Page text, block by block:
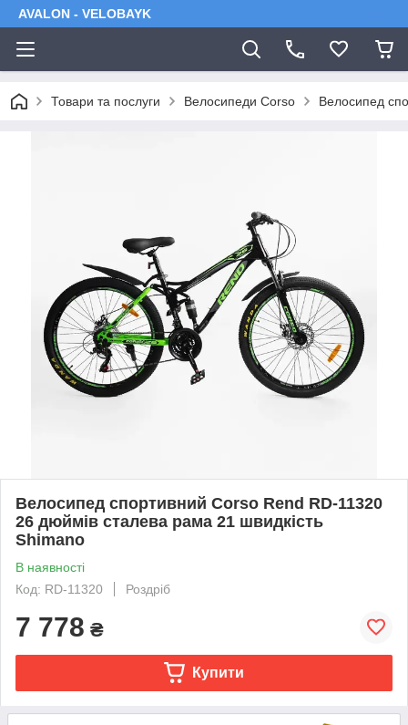
AVALON - VELOBAYK
Товари та послуги Велосипеди Corso Велосипед
Велосипед спортивний Corso Rend RD-11320
26 дюймів сталева рама 21 швидкість
Shimano
В наявності
Код: RD-11320
Роздріб
7 778 ₴
Купити